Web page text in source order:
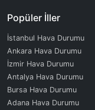
Popüler İller
İstanbul Hava Durumu
Ankara Hava Durumu
İzmir Hava Durumu
Antalya Hava Durumu
Bursa Hava Durumu
Adana Hava Durumu